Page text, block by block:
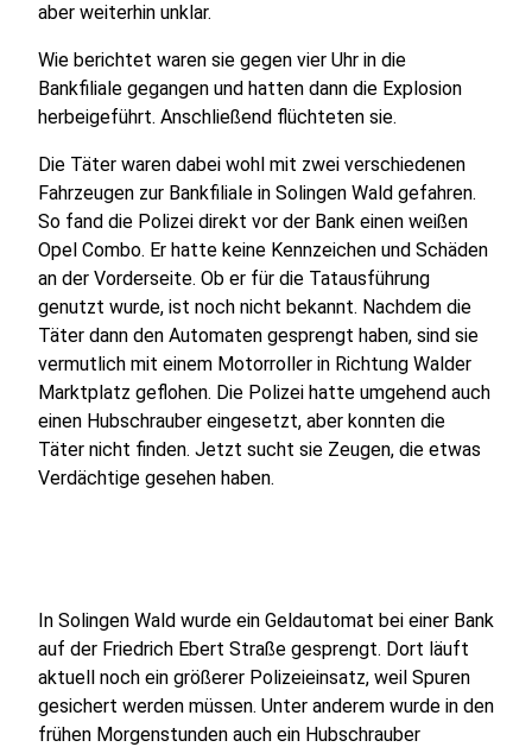
aber weiterhin unklar.
Wie berichtet waren sie gegen vier Uhr in die
Bankfiliale gegangen und hatten dann die Explosion
herbeigeführt. Anschließend flüchteten sie.
Die Täter waren dabei wohl mit zwei verschiedenen
Fahrzeugen zur Bankfiliale in Solingen Wald gefahren.
So fand die Polizei direkt vor der Bank einen weißen
Opel Combo. Er hatte keine Kennzeichen und Schäden
an der Vorderseite. Ob er für die Tatausführung
genutzt wurde, ist noch nicht bekannt. Nachdem die
Täter dann den Automaten gesprengt haben, sind sie
vermutlich mit einem Motorroller in Richtung Walder
Marktplatz geflohen. Die Polizei hatte umgehend auch
einen Hubschrauber eingesetzt, aber konnten die
Täter nicht finden. Jetzt sucht sie Zeugen, die etwas
Verdächtige gesehen haben.
In Solingen Wald wurde ein Geldautomat bei einer Bank
auf der Friedrich Ebert Straße gesprengt. Dort läuft
aktuell noch ein größerer Polizeieinsatz, weil Spuren
gesichert werden müssen. Unter anderem wurde in den
frühen Morgenstunden auch ein Hubschrauber